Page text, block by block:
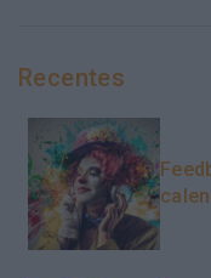
Recentes